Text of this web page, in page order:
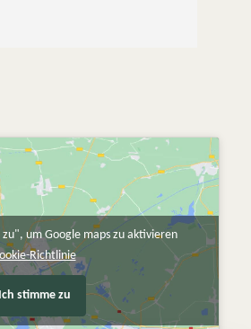
um Google maps zu aktivieren
Richtlinie
Ich stimme zu